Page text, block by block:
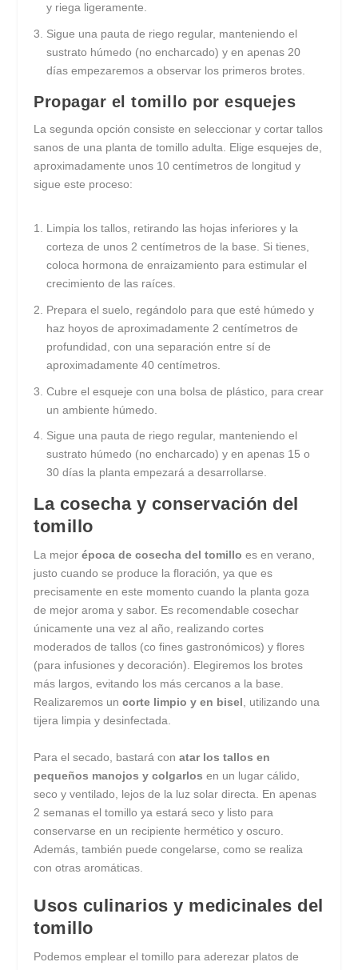
y riega ligeramente.
Sigue una pauta de riego regular, manteniendo el
sustrato húmedo (no encharcado) y en apenas 20
días empezaremos a observar los primeros brotes.
Propagar el tomillo por esquejes
La segunda opción consiste en seleccionar y cortar tallos
sanos de una planta de tomillo adulta. Elige esquejes de,
aproximadamente unos 10 centímetros de longitud y
sigue este proceso:
Limpia los tallos, retirando las hojas inferiores y la
corteza de unos 2 centímetros de la base. Si tienes,
coloca hormona de enraizamiento para estimular el
crecimiento de las raíces.
Prepara el suelo, regándolo para que esté húmedo y
haz hoyos de aproximadamente 2 centímetros de
profundidad, con una separación entre sí de
aproximadamente 40 centímetros.
Cubre el esqueje con una bolsa de plástico, para crear
un ambiente húmedo.
Sigue una pauta de riego regular, manteniendo el
sustrato húmedo (no encharcado) y en apenas 15 o
30 días la planta empezará a desarrollarse.
La cosecha y conservación del
tomillo
La mejorépoca de cosecha del tomillo es en verano,
justo cuando se produce la floración, ya que es
precisamente en este momento cuando la planta goza
de mejor aroma y sabor. Es recomendable cosechar
únicamente una vez al año, realizando cortes
moderados de tallos (co fines gastronómicos) y flores
(para infusiones y decoración). Elegiremos los brotes
más largos, evitando los más cercanos a la base.
Realizaremos uncorte limpio y en bisel, utilizando una
tijera limpia y desinfectada.
Para el secado, bastará conatar los tallos en
pequeños manojos y colgarlos en un lugar cálido,
seco y ventilado, lejos de la luz solar directa. En apenas
2 semanas el tomillo ya estará seco y listo para
conservarse en un recipiente hermético y oscuro.
Además, también puede congelarse, como se realiza
con otras aromáticas.
Usos culinarios y medicinales del
tomillo
Podemos emplear el tomillo para aderezar platos de